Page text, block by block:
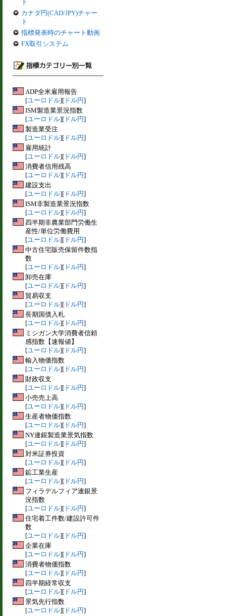
ト
カナダ円(CAD/JPY)チャー
ト
指標発表時のチャート動画
FX取引システム
ADP全米雇用報告
[ユーロドル][ ドル円]
ISM製造業景況指数
[ユーロドル][ ドル円]
製造業受注
[ユーロドル][ ドル円]
雇用統計
[ユーロドル][ ドル円]
消費者信用残高
[ユーロドル][ ドル円]
建設支出
[ユーロドル][ ドル円]
ISM非製造業景況指数
[ユーロドル][ ドル円]
四半期非農業部門労働生
産性/単位労働費用
[ユーロドル][ ドル円]
中古住宅販売保留件数指
数
[ユーロドル][ ドル円]
卸売在庫
[ユーロドル][ ドル円]
貿易収支
[ユーロドル][ ドル円]
長期国債入札
[ユーロドル][ ドル円]
ミシガン大学消費者信頼
感指数【速報値】
[ユーロドル][ ドル円]
輸入物価指数
[ユーロドル][ ドル円]
財政収支
[ユーロドル][ ドル円]
小売売上高
[ユーロドル][ ドル円]
生産者物価指数
[ユーロドル][ ドル円]
NY連銀製造業景気指数
[ユーロドル][ ドル円]
対米証券投資
[ユーロドル][ ドル円]
鉱工業生産
[ユーロドル][ ドル円]
フィラデルフィア連銀景
況指数
[ユーロドル][ ドル円]
住宅着工件数/建設許可件
数
[ユーロドル][ ドル円]
企業在庫
[ユーロドル][ ドル円]
消費者物価指数
[ユーロドル][ ドル円]
四半期経常収支
[ユーロドル][ ドル円]
景気先行指数
[ユーロドル][ ドル円]